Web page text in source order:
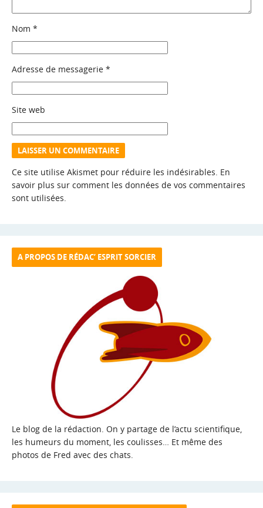
Nom *
Adresse de messagerie *
Site web
Ce site utilise Akismet pour réduire les indésirables. En
savoir plus sur comment les données de vos commentaires
sont utilisées.
A PROPOS DE RÉDAC’ ESPRIT SORCIER
Le blog de la rédaction. On y partage de l’actu scientifique,
les humeurs du moment, les coulisses… Et même des
photos de Fred avec des chats.